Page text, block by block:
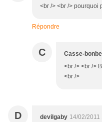
<br /> <br /> pourquoi
Répondre
C Casse-
<br /> <br />
<br />
D devilgaby 14/02/2011